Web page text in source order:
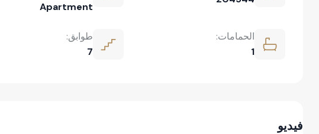
Apartment
الحمامات:
1
طوابق:
7
فيديو